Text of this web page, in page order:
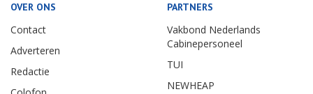
OVER ONS
Contact
Adverteren
Redactie
PARTNERS
Vakbond Nederlands
Cabinepersoneel
TUI
NEWHEAP